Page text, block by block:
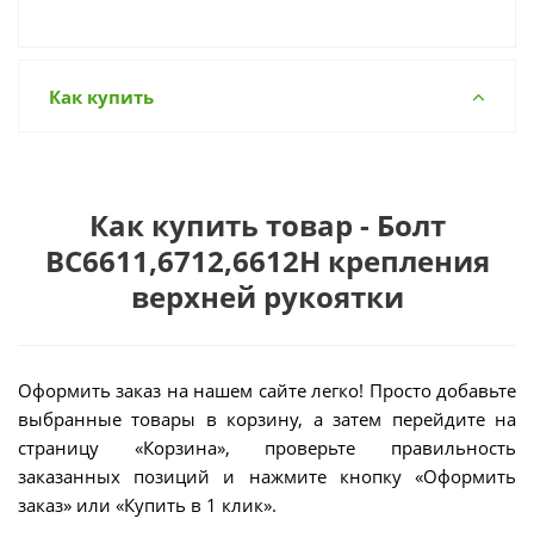
Как купить
Как купить товар - Болт
BC6611,6712,6612H крепления
верхней рукоятки
Оформить заказ на нашем сайте легко! Просто добавьте
выбранные товары в корзину, а затем перейдите на
страницу «Корзина», проверьте правильность
заказанных позиций и нажмите кнопку «Оформить
заказ» или «Купить в 1 клик».